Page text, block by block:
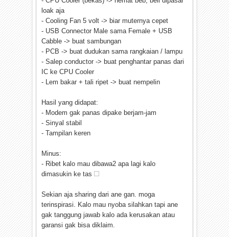
loak aja
- Cooling Fan 5 volt -> biar muternya cepet
- USB Connector Male sama Female + USB
Cabble -> buat sambungan
- PCB -> buat dudukan sama rangkaian / lampu
- Salep conductor -> buat penghantar panas dari
IC ke CPU Cooler
- Lem bakar + tali ripet -> buat nempelin
Hasil yang didapat:
- Modem gak panas dipake berjam-jam
- Sinyal stabil
- Tampilan keren
Minus:
- Ribet kalo mau dibawa2 apa lagi kalo
dimasukin ke tas
Sekian aja sharing dari ane gan. moga
terinspirasi. Kalo mau nyoba silahkan tapi ane
gak tanggung jawab kalo ada kerusakan atau
garansi gak bisa diklaim.